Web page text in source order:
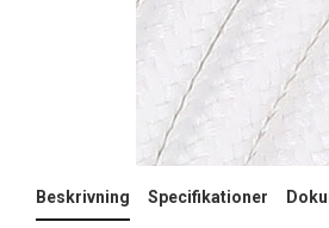
Beskrivning Specifikationer